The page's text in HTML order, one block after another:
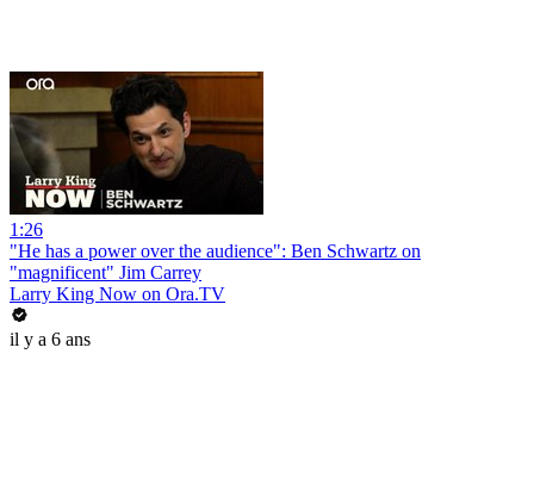
1:26
"He has a power over the audience": Ben Schwartz on
"magnificent" Jim Carrey
Larry King Now on Ora.TV
il y a 6 ans